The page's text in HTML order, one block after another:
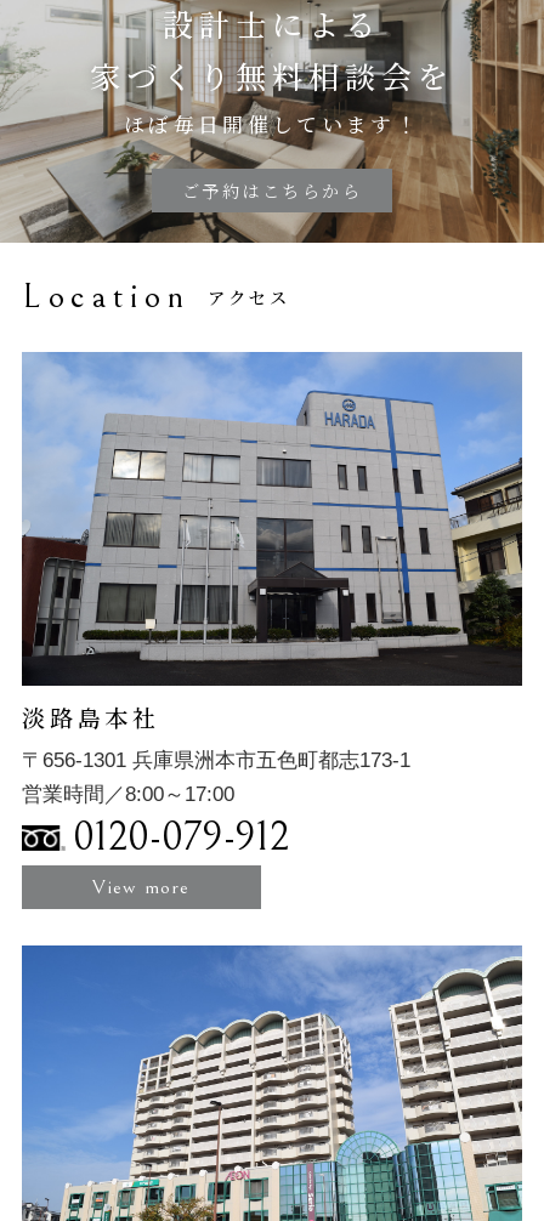
設計士による
家づくり無料相談会を
ほぼ毎日開催しています！
ご予約はこちらから
Location アクセス
淡路島本社
〒656-1301 兵庫県洲本市五色町都志173-1
営業時間／8:00～17:00
0120-079-912
View more